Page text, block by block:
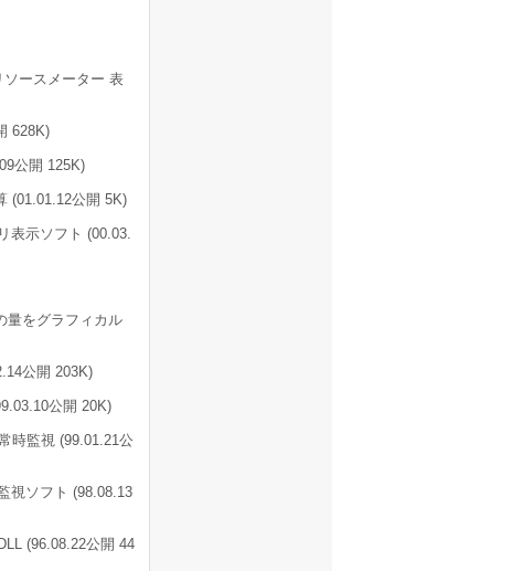
ソースメーター 表
628K)
公開 125K)
(01.01.12公開 5K)
表示ソフト (00.03.
量をグラフィカル
公開 203K)
公開 20K)
時監視 (99.01.21公
視ソフト (98.08.13
(96.08.22公開 44